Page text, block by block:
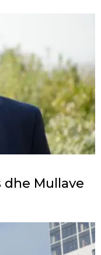
Mullave